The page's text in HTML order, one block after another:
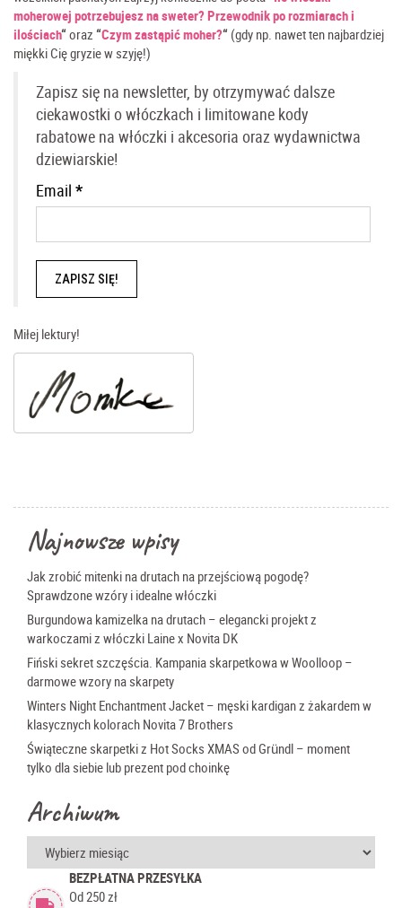
moherowej potrzebujesz na sweter? Przewodnik po rozmiarach i
ilościach“oraz “Czym zastąpić moher?“ (gdy np. nawet ten najbardziej
miękki Cię gryzie w szyję!)
Zapisz się na newsletter, by otrzymywać dalsze
ciekawostki o włóczkach i limitowane kody
rabatowe na włóczki i akcesoria oraz wydawnictwa
dziewiarskie!
Email *
Miłej lektury!
Najnowsze wpisy
Jak zrobić mitenki na drutach na przejściową pogodę?
Sprawdzone wzóry i idealne włóczki
Burgundowa kamizelka na drutach – elegancki projekt z
warkoczami z włóczki Laine x Novita DK
Fiński sekret szczęścia. Kampania skarpetkowa w Woolloop –
darmowe wzory na skarpety
Winters Night Enchantment Jacket – męski kardigan z żakardem w
klasycznych kolorach Novita 7 Brothers
Świąteczne skarpetki z Hot Socks XMAS od Gründl – moment
tylko dla siebie lub prezent pod choinkę
Archiwum
Archiwum
BEZPŁATNA PRZESYŁKA
Od 250 zł